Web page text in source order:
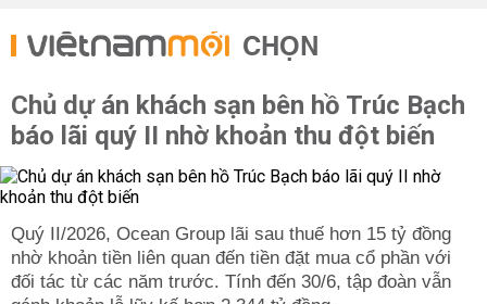
CHỌN
Chủ dự án khách sạn bên hồ Trúc Bạch
báo lãi quý II nhờ khoản thu đột biến
Quý II/2026, Ocean Group lãi sau thuế hơn 15 tỷ đồng
nhờ khoản tiền liên quan đến tiền đặt mua cổ phần với
đối tác từ các năm trước. Tính đến 30/6, tập đoàn vẫn